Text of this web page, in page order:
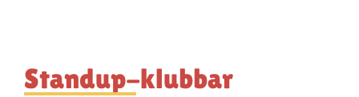
Standup-klubbar